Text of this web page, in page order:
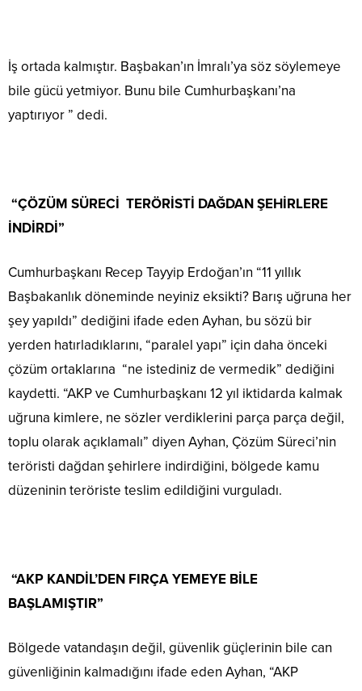
İş ortada kalmıştır. Başbakan’ın İmralı’ya söz söylemeye
bile gücü yetmiyor. Bunu bile Cumhurbaşkanı’na
yaptırıyor ” dedi.
“ÇÖZÜM SÜRECİ TERÖRİSTİ DAĞDAN ŞEHİRLERE
İNDİRDİ”
Cumhurbaşkanı Recep Tayyip Erdoğan’ın “11 yıllık
Başbakanlık döneminde neyiniz eksikti? Barış uğruna her
şey yapıldı” dediğini ifade eden Ayhan, bu sözü bir
yerden hatırladıklarını, “paralel yapı” için daha önceki
çözüm ortaklarına “ne istediniz de vermedik” dediğini
kaydetti. “AKP ve Cumhurbaşkanı 12 yıl iktidarda kalmak
uğruna kimlere, ne sözler verdiklerini parça parça değil,
toplu olarak açıklamalı” diyen Ayhan, Çözüm Süreci’nin
teröristi dağdan şehirlere indirdiğini, bölgede kamu
düzeninin teröriste teslim edildiğini vurguladı.
“AKP KANDİL’DEN FIRÇA YEMEYE BİLE
BAŞLAMIŞTIR”
Bölgede vatandaşın değil, güvenlik güçlerinin bile can
güvenliğinin kalmadığını ifade eden Ayhan, “AKP